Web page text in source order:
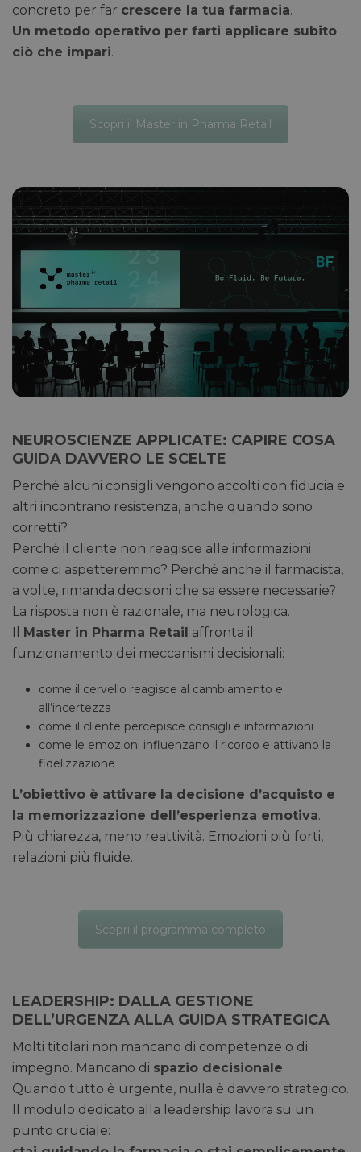
concreto per far crescere la tua farmacia.
Un metodo operativo per farti applicare subito
ciò che impari.
Scopri il Master in Pharma Retail
NEUROSCIENZE APPLICATE: CAPIRE COSA
GUIDA DAVVERO LE SCELTE
Perché alcuni consigli vengono accolti con fiducia e
altri incontrano resistenza, anche quando sono
corretti?
Perché il cliente non reagisce alle informazioni
come ci aspetteremmo? Perché anche il farmacista,
a volte, rimanda decisioni che sa essere necessarie?
La risposta non è razionale, ma neurologica.
Il Master in Pharma Retail affronta il
funzionamento dei meccanismi decisionali:
come il cervello reagisce al cambiamento e
all’incertezza
come il cliente percepisce consigli e informazioni
come le emozioni influenzano il ricordo e attivano la
fidelizzazione
L’obiettivo è attivare la decisione d’acquisto e
la memorizzazione dell’esperienza emotiva.
Più chiarezza, meno reattività. Emozioni più forti,
relazioni più fluide.
Scopri il programma completo
LEADERSHIP: DALLA GESTIONE
DELL’URGENZA ALLA GUIDA STRATEGICA
Molti titolari non mancano di competenze o di
impegno. Mancano di spazio decisionale.
Quando tutto è urgente, nulla è davvero strategico.
Il modulo dedicato alla leadership lavora su un
punto cruciale: